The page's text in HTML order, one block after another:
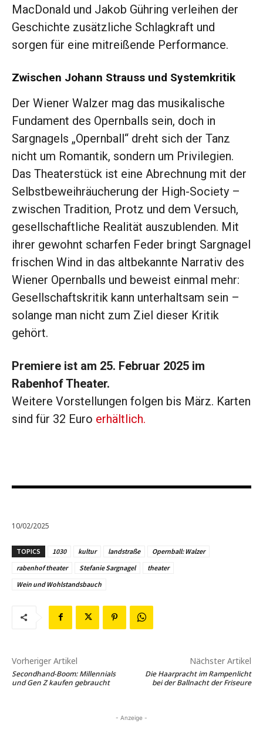
MacDonald und Jakob Gühring verleihen der
Geschichte zusätzliche Schlagkraft und
sorgen für eine mitreißende Performance.
Zwischen Johann Strauss und Systemkritik
Der Wiener Walzer mag das musikalische
Fundament des Opernballs sein, doch in
Sargnagels „Opernball“ dreht sich der Tanz
nicht um Romantik, sondern um Privilegien.
Das Theaterstück ist eine Abrechnung mit der
Selbstbeweihräucherung der High-Society –
zwischen Tradition, Protz und dem Versuch,
gesellschaftliche Realität auszublenden. Mit
ihrer gewohnt scharfen Feder bringt Sargnagel
frischen Wind in das altbekannte Narrativ des
Wiener Opernballs und beweist einmal mehr:
Gesellschaftskritik kann unterhaltsam sein –
solange man nicht zum Ziel dieser Kritik
gehört.
Premiere ist am 25. Februar 2025 im
Rabenhof Theater.
Weitere Vorstellungen folgen bis März. Karten
sind für 32 Euro erhältlich.
10/02/2025
TOPICS 1030 kultur landstraße
Opernball: Walzer
rabenhof theater
Stefanie Sargnagel
theater
Wein und Wohlstandsbauch
Vorheriger Artikel
Secondhand-Boom: Millennials
und Gen Z kaufen gebraucht
Nächster Artikel
Die Haarpracht im Rampenlicht
bei der Ballnacht der Friseure
- Anzeige -